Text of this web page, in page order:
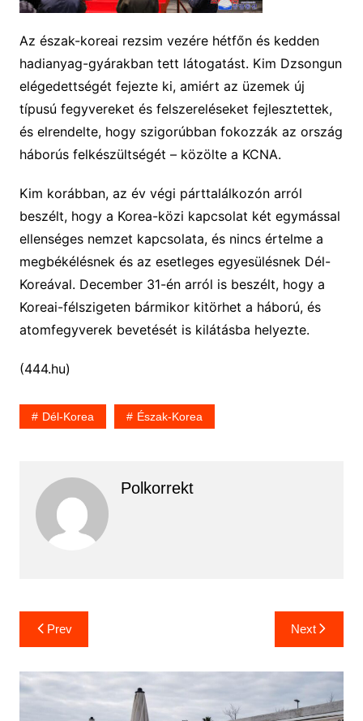
Az észak-koreai rezsim vezére hétfőn és kedden
hadianyag-gyárakban tett látogatást. Kim Dzsongun
elégedettségét fejezte ki, amiért az üzemek új
típusú fegyvereket és felszereléseket fejlesztettek,
és elrendelte, hogy szigorúbban fokozzák az ország
háborús felkészültségét – közölte a KCNA.
Kim korábban, az év végi párttalálkozón arról
beszélt, hogy a Korea-közi kapcsolat két egymással
ellenséges nemzet kapcsolata, és nincs értelme a
megbékélésnek és az esetleges egyesülésnek Dél-
Koreával. December 31-én arról is beszélt, hogy a
Koreai-félszigeten bármikor kitörhet a háború, és
atomfegyverek bevetését is kilátásba helyezte.
(444.hu)
Dél-Korea Észak-Korea
Polkorrekt
Bejegyzés
navigáció
Prev Next